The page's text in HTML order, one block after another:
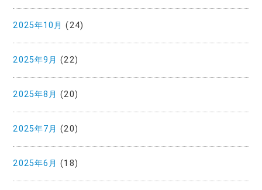
2025年10月 (24)
2025年9月 (22)
2025年8月 (20)
2025年7月 (20)
2025年6月 (18)